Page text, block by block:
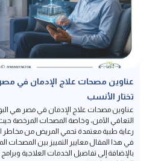
عناوين مصحات علاج الإدمان في
تختار الأنسب
عناوين مصحات علاج الإدمان في مصر هي
التعافي الآمن، وخاصة المصحات المرخصة
رعاية طبية معتمدة تحمي المريض من مخاطر
في هذا المقال معايير التمييز بين المصحات
بالإضافة إلى تفاصيل الخدمات العلاجية
الانتكاسة، لا […]
إقرأ المزيد